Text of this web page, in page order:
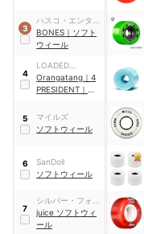
3
ハスコ・エンター
プライズ
BONES ｜ ソフト
ウィール
4
LOADED
BOARDS
Orangatang ｜ 4
PRESIDENT ｜
5
マイルズ
ソフトウィール
6
SanDoll
ソフトウィール
7
シルバー・フォッ
クス
juice ソフトウィ
ール